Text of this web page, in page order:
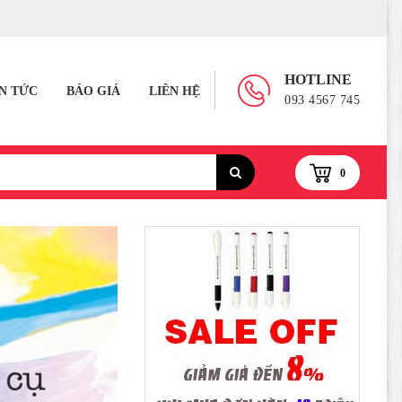
HOTLINE
093 4567 745
TỨC BÁO GIÁ LIÊN HỆ
0